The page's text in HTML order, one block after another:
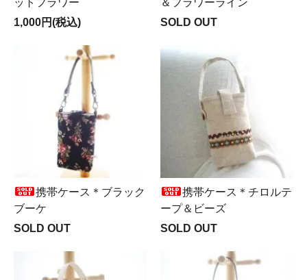
ットフラワー
1,000円(税込)
＆フラワーライン
SOLD OUT
携帯ケース＊ブラック
ブーケ
SOLD OUT
携帯ケース＊チロルテ
ープ＆ビーズ
SOLD OUT